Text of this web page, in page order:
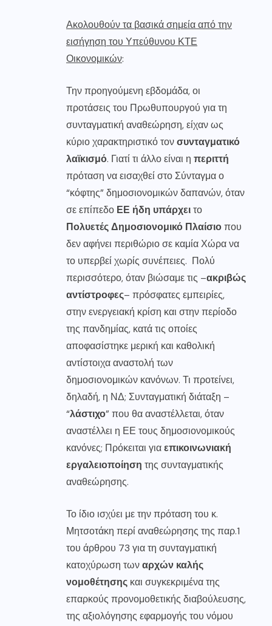
Ακολουθούν τα βασικά σημεία από την
εισήγηση του Υπεύθυνου ΚΤΕ
Οικονομικών:
Την προηγούμενη εβδομάδα, οι
προτάσεις του Πρωθυπουργού για τη
συνταγματική αναθεώρηση, είχαν ως
κύριο χαρακτηριστικό τονσυνταγματικό
λαϊκισμό. Γιατί τι άλλο είναι η περιττή
πρόταση να εισαχθεί στο Σύνταγμα ο
“κόφτης” δημοσιονομικών δαπανών, όταν
σε επίπεδο ΕΕ ήδη υπάρχειτο
Πολυετές Δημοσιονομικό Πλαίσιοπου
δεν αφήνει περιθώριο σε καμία Χώρα να
το υπερβεί χωρίς συνέπειες. Πολύ
περισσότερο, όταν βιώσαμε τις –ακριβώς
αντίστροφες– πρόσφατες εμπειρίες,
στην ενεργειακή κρίση και στην περίοδο
της πανδημίας, κατά τις οποίες
αποφασίστηκε μερική και καθολική
αντίστοιχα αναστολή των
δημοσιονομικών κανόνων. Τι προτείνει,
δηλαδή, η ΝΔ; Συνταγματική διάταξη –
“λάστιχο” που θα αναστέλλεται, όταν
αναστέλλει η ΕΕ τους δημοσιονομικούς
κανόνες; Πρόκειται γιαεπικοινωνιακή
εργαλειοποίηση της συνταγματικής
αναθεώρησης.
Το ίδιο ισχύει με την πρόταση του κ.
Μητσοτάκη περί αναθεώρησης της παρ.1
του άρθρου 73 για τη συνταγματική
κατοχύρωση τωναρχών καλής
νομοθέτησης και συγκεκριμένα της
επαρκούς προνομοθετικής διαβούλευσης,
της αξιολόγησης εφαρμογής του νόμου